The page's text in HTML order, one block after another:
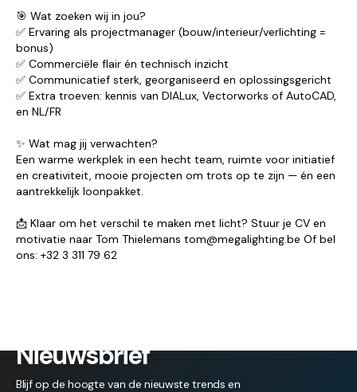
🎯 Wat zoeken wij in jou?
✅ Ervaring als projectmanager (bouw/interieur/verlichting =
bonus)
✅ Commerciële flair én technisch inzicht
✅ Communicatief sterk, georganiseerd en oplossingsgericht
✅ Extra troeven: kennis van DIALux, Vectorworks of AutoCAD,
en NL/FR
✨ Wat mag jij verwachten?
Een warme werkplek in een hecht team, ruimte voor initiatief
en creativiteit, mooie projecten om trots op te zijn — én een
aantrekkelijk loonpakket.
📩 Klaar om het verschil te maken met licht? Stuur je CV en
motivatie naar Tom Thielemans tom@megalighting.be Of bel
ons: +32 3 311 79 62
Nieuwsbrief
Blijf op de hoogte van de nieuwste trends en